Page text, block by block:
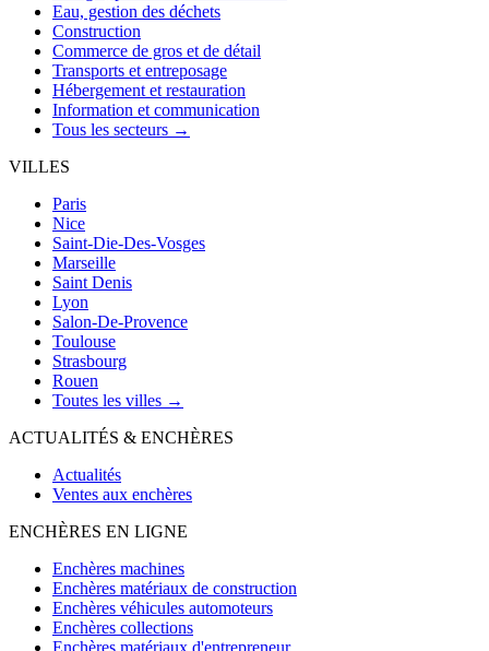
Eau, gestion des déchets
Construction
Commerce de gros et de détail
Transports et entreposage
Hébergement et restauration
Information et communication
Tous les secteurs →
VILLES
Paris
Nice
Saint-Die-Des-Vosges
Marseille
Saint Denis
Lyon
Salon-De-Provence
Toulouse
Strasbourg
Rouen
Toutes les villes →
ACTUALITÉS & ENCHÈRES
Actualités
Ventes aux enchères
ENCHÈRES EN LIGNE
Enchères machines
Enchères matériaux de construction
Enchères véhicules automoteurs
Enchères collections
Enchères matériaux d'entrepreneur